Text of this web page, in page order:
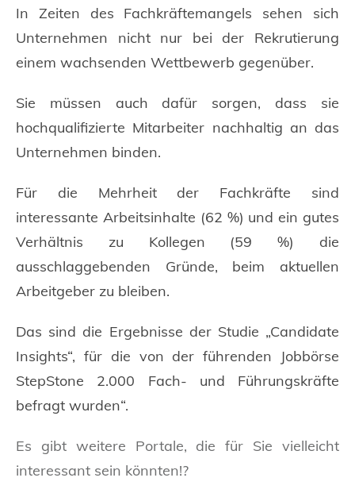
In Zeiten des Fachkräftemangels sehen sich
Unternehmen nicht nur bei der Rekrutierung
einem wachsenden Wettbewerb gegenüber.
Sie müssen auch dafür sorgen, dass sie
hochqualifizierte Mitarbeiter nachhaltig an das
Unternehmen binden.
Für die Mehrheit der Fachkräfte sind
interessante Arbeitsinhalte (62 %) und ein gutes
Verhältnis zu Kollegen (59 %) die
ausschlaggebenden Gründe, beim aktuellen
Arbeitgeber zu bleiben.
Das sind die Ergebnisse der Studie „Candidate
Insights“, für die von der führenden Jobbörse
StepStone 2.000 Fach- und Führungskräfte
befragt wurden“.
Es gibt weitere Portale, die für Sie vielleicht
interessant sein könnten!?